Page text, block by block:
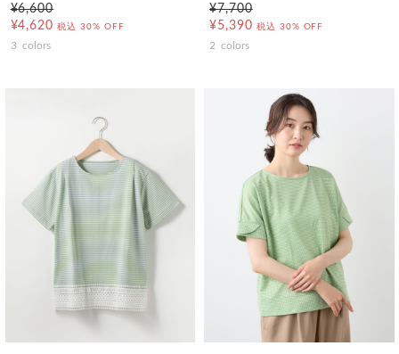
¥6,600
¥4,620 税込 30% OFF
3 colors
¥7,700
¥5,390 税込 30% OFF
2 colors